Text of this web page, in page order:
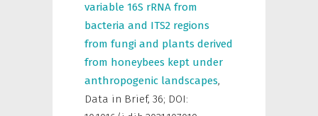
variable 16S rRNA from
bacteria and ITS2 regions
from fungi and plants derived
from honeybees kept under
anthropogenic landscapes,
Data in Brief, 36; DOI: